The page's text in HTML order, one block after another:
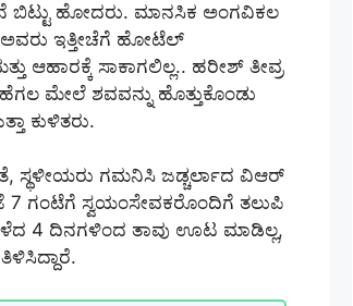
ಬಿಟ್ಟು ಹೋದರು. ಮಾನಸಿಕ ಅಂಗವಿಕಲ
ಇತ್ತೀಚೆಗೆ ಹೋಟೆಲ್
ಆಹಾರಕ್ಕೆ ಸಾಕಾಗಲಿಲ್ಲ.. ಹರೀಶ್ ತೀವ್ರ
ಮೇಲೆ ಶವವನ್ನು ಹೊತ್ತುಕೊಂಡು
ಕುಳಿತರು.
ಸ್ಥಳೀಯರು ಗಮನಿಸಿ ಜಡ್ಚರ್ಲಾದ ವಿಆರ್
ಗಂಟೆಗೆ ಸ್ವಯಂಸೇವಕರೊಂದಿಗೆ ತಲುಪಿ
4 ದಿನಗಳಿಂದ ತಾವು ಊಟ ಮಾಡಿಲ್ಲ,